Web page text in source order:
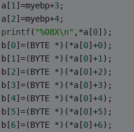
	a[
1 ]=myebp+3;
	a[
2]=myebp+4;
printf ( "%08X\n" ,*a[0]);
	b[
0]=(BYTE *)(*a[0]+0);
	b[
1 ]=(BYTE *)(*a[0]+1 );
	b[
2]=(BYTE *)(*a[0]+2);
	b[
3]=(BYTE *)(*a[0]+3);
	b[
4]=(BYTE *)(*a[0]+4);
	b[
5]=(BYTE *)(*a[0]+5);
	b[
6]=(BYTE *)(*a[0]+6);